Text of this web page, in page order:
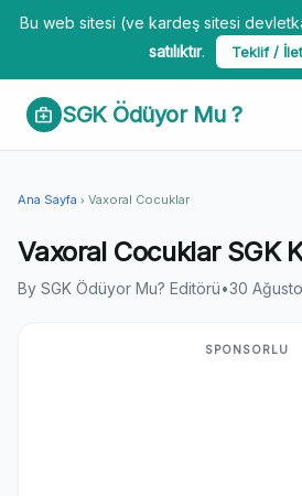
Bu web sitesi (ve kardeş sitesi
satılıktır. Teklif /
medical_services SGK Ödüyor Mu ?
Ana Sayfa chevron_right Vaxoral Cocuklar
Vaxoral Cocuklar SGK
By SGK Ödüyor Mu? Editörü•30
SPONSORLU